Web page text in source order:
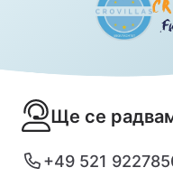
Ще се
+49 521